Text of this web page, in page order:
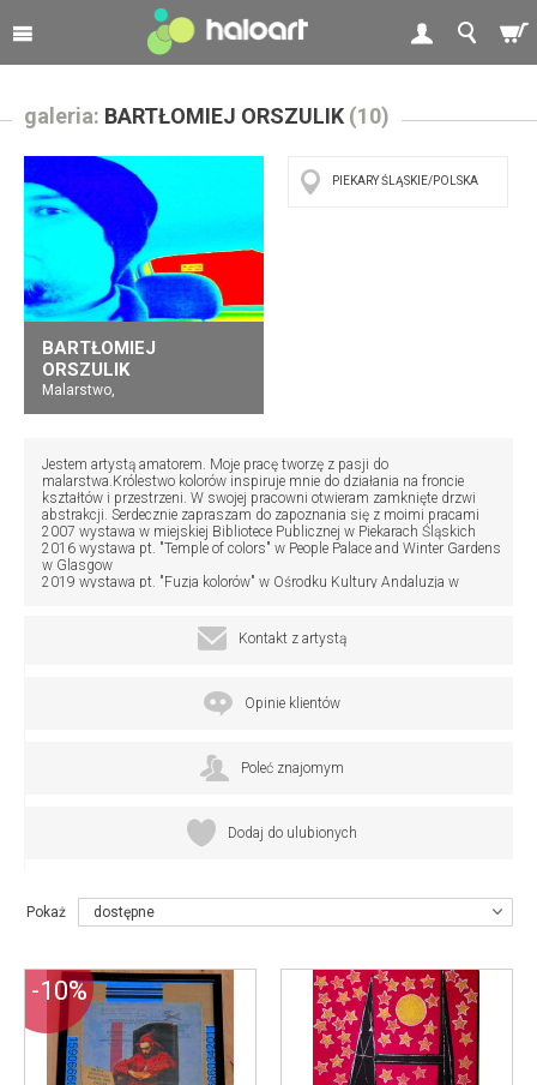
galeria: BARTŁOMIEJ ORSZULIK (10)
BARTŁOMIEJ
ORSZULIK
Malarstwo,
PIEKARY ŚLĄSKIE/POLSKA
Jestem artystą amatorem. Moje pracę tworzę z pasji do
malarstwa.Królestwo kolorów inspiruje mnie do działania na froncie
kształtów i przestrzeni. W swojej pracowni otwieram zamknięte drzwi
abstrakcji. Serdecznie zapraszam do zapoznania się z moimi pracami
2007 wystawa w miejskiej Bibliotece Publicznej w Piekarach Śląskich
2016 wystawa pt. "Temple of colors" w People Palace and Winter Gardens
w Glasgow
2019 wystawa pt. "Fuzja kolorów" w Ośrodku Kultury Andaluzja w
Publicznej w Piekarach ŚląskichKontakt z artystą
Opinie klientów
Poleć znajomym
Dodaj do ulubionych
Pokaż dostępne
-10%